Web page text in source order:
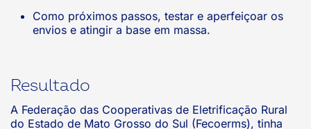
Como próximos passos, testar e aperfeiçoar os
envios e atingir a base em massa.
Resultado
A Federação das Cooperativas de Eletrificação Rural
do Estado de Mato Grosso do Sul (Fecoerms), tinha